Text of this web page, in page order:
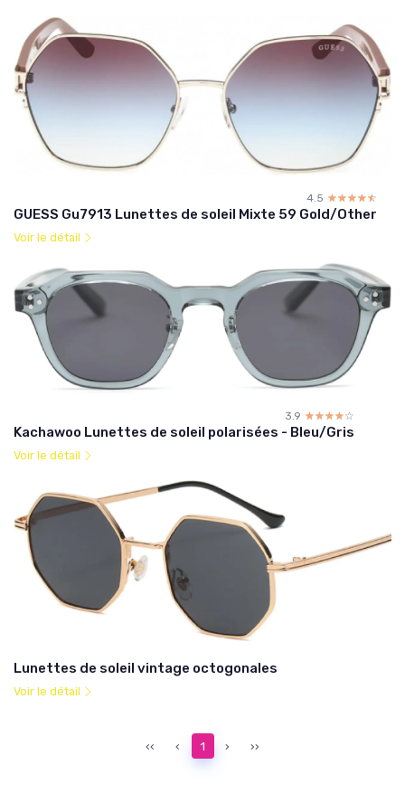
4.5 ☆☆☆☆☆
★★★★★
GUESS Gu7913 Lunettes de soleil Mixte 59 Gold/Other
Voir le détail
3.9 ☆☆☆☆☆
★★★★★
Kachawoo Lunettes de soleil polarisées - Bleu/Gris
Voir le détail
Lunettes de soleil vintage octogonales
Voir le détail
‹‹ ‹ 1 › ››